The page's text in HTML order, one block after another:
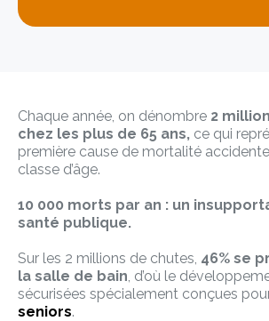
Chaque année, on dénombre 2
chez les plus de 65 ans, ce qui
première cause de mortalité
classe d’âge.
10 000 morts par an : un
santé publique.
Sur les 2 millions de chutes, 46% se
la salle de bain, d’où le
sécurisées spécialement conçues
seniors.